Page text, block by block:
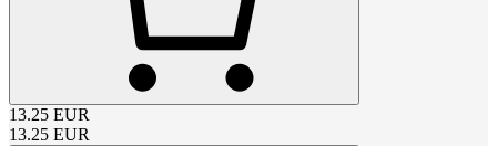
13.25 EUR
13.25 EUR